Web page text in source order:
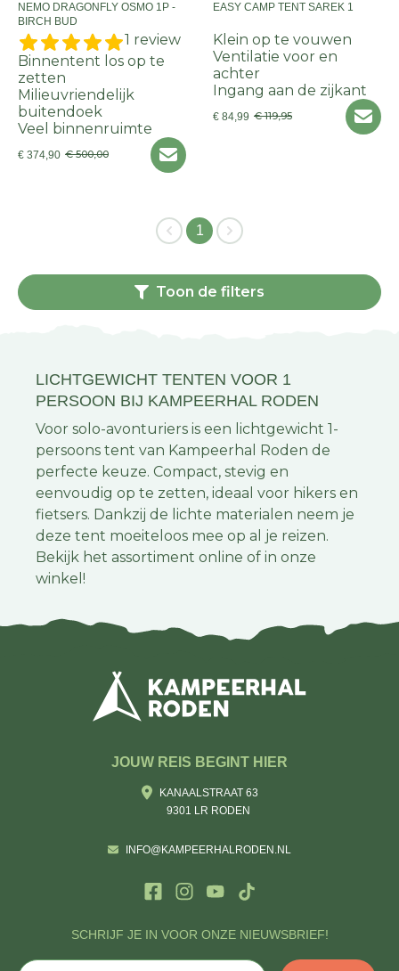
NEMO DRAGONFLY OSMO 1P -
BIRCH BUD
1 review
Binnentent los op te
zetten
Milieuvriendelijk
buitendoek
Veel binnenruimte
€ 374,90 € 500,00
EASY CAMP TENT SAREK 1
Klein op te vouwen
Ventilatie voor en
achter
Ingang aan de zijkant
€ 84,99 € 119,95
1
Toon de filters
LICHTGEWICHT TENTEN VOOR 1
PERSOON BIJ KAMPEERHAL RODEN
Voor solo-avonturiers is een lichtgewicht 1-
persoons tent van Kampeerhal Roden de
perfecte keuze. Compact, stevig en
eenvoudig op te zetten, ideaal voor hikers en
fietsers. Dankzij de lichte materialen neem je
deze tent moeiteloos mee op al je reizen.
Bekijk het assortiment online of in onze
winkel!
SCHRIJF JE IN VOOR ONZE NIEUWSBRIEF!
E-mail
JOUW REIS BEGINT HIER
KANAALSTRAAT 63
9301 LR RODEN
INFO@KAMPEERHALRODEN.NL